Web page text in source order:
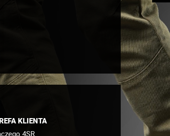
KLIENTA
4SR